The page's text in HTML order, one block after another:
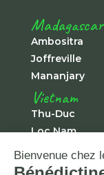
Madagascar
Ambositra
Joffreville
Mananjary
Vietnam
Thu-Duc
Loc Nam
Chà Rang
Tà Pao